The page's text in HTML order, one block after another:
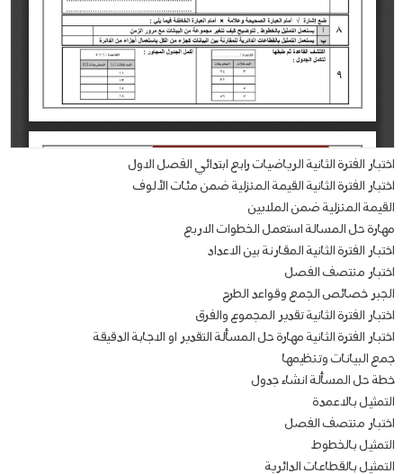
اختبار الفترة الثانية الرياضيات رابع ابتدائي الفصل الاول
اختبار الفترة الثانية القيمة المنزلية ضمن مئات الألوف
القيمة المنزلية ضمن الملايين
مهارة حل المسالة استعمل الخطوات الاربع
اختبار الفترة الثانية المقارنة بين الاعداد
اختبار منتصف الفصل
الجبر خصائص الجمع وقواعد الطرح
اختبار الفترة الثانية تقدير المجموع والفرق
اختبار الفترة الثانية مهارة حل المسألة التقدير او الاجابة الدقيقة
جمع البيانات وتنظيمها
خطة حل المسألة انشاء جدول
التمثيل بالاعمدة
اختبار منتصف الفصل
التمثيل بالخطوط
التمثيل بالقطاعات الدائرية